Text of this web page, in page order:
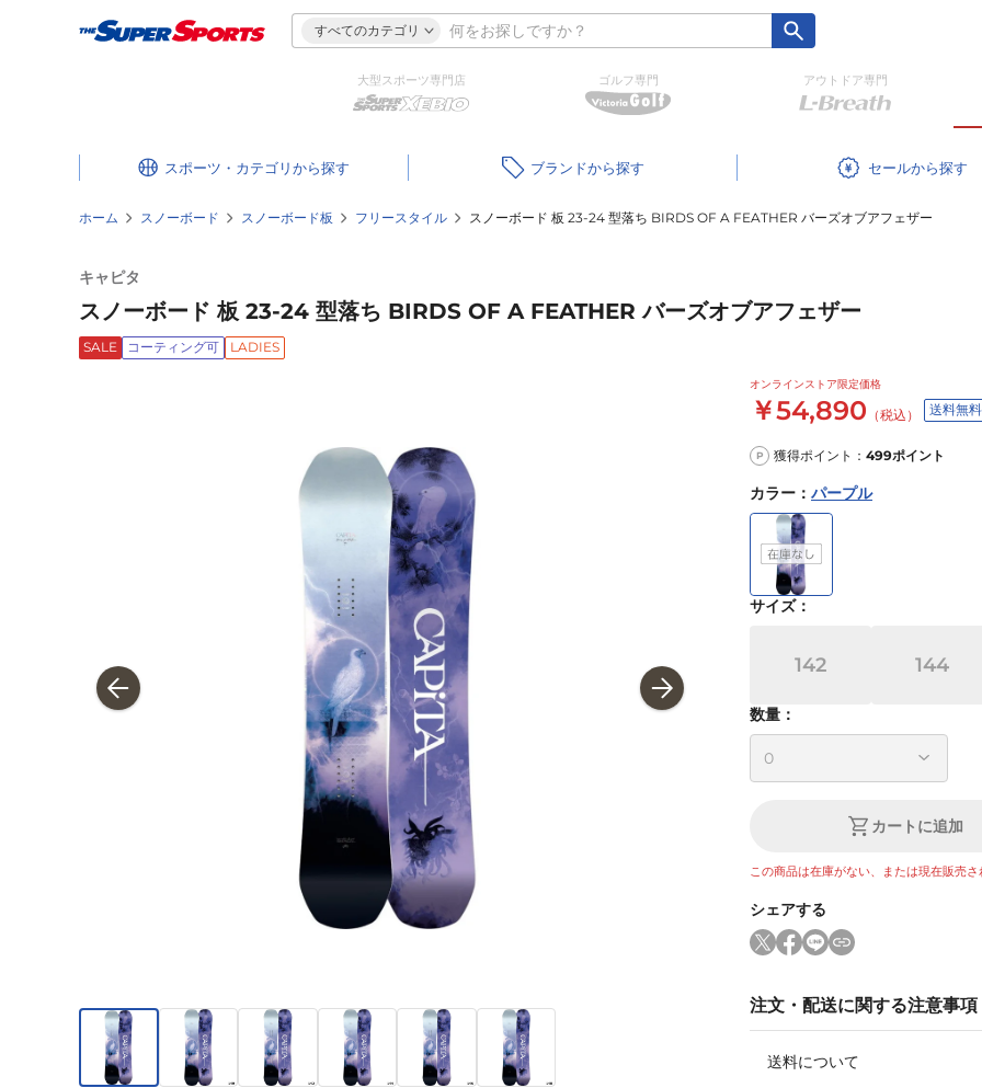
すべてのカテゴリ
大型スポーツ専門店 ゴルフ専門 アウトドア専門
スポーツ・カテゴリ ブランド セール
ホーム スノーボード スノーボード板 フリースタイル スノーボード 板 23-24 型落ち BIRDS OF A FEATHER バーズオブアフェザー
キャピタ
スノーボード 板 23-24 型落ち BIRDS OF A FEATHER バーズオブアフェザー
SALE コーティング可 LADIES
オンラインストア限定価格
￥54,890 （税込） 送料無料
P 獲得ポイント： 499ポイント
カラー ： パープル
サイズ：
142 144
数量：
カートに追加
この商品は在庫がない、または現在販売さ
シェアする
注文・配送に関する注意事項
送料について